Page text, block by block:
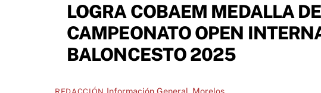
LOGRA COBAEM MEDALLA
CAMPEONATO OPEN
BALONCESTO 2025